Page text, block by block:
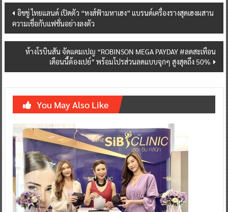
Post
navigation
อิชชู่ ไทยแลนด์ เปิดตัว “หงส์ฟ้ามหาเฮง” แบรนด์เครื่องรางสุดเฮงผสาน
ความเชื่อกับแฟชั่นอย่างลงตัว
ห้างโรบินสัน จัดแคมเปญ “ROBINSON MEGA PAYDAY #ลดสะเทือน
เดือนนี้ต้องเปย์” พร้อมโปรส่วนลดแบบจุกๆ สูงสุดถึง 50%
You May Also Like